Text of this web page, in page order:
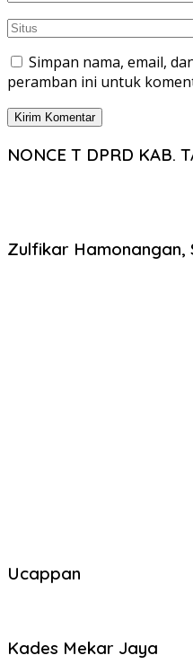
Simpan nama, email,
peramban ini untuk
NONCE T DPRD KAB.
Zulfikar Hamonangan,
Ucappan
Kades Mekar Jaya